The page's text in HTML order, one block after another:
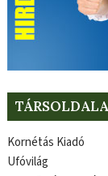
Kornétás Kiadó
Ufóvilág